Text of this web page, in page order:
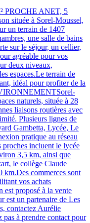
PROCHE ANET, 5
située à Sorel-Moussel,
un terrain de 1407
une salle de bains
sur le séjour, un cellier,
agréable pour vos
deux niveaux,
espaces.Le terrain de
idéal pour profiter de la
naturels, située à 28
liaisons routières avec
Plusieurs lignes de
Gambetta, Lycée, Le
pratique au réseau
proches incluent le lycée
3,5 km, ainsi que
le collège Claude
km.Des commerces sont
vos achats
proposé à la vente
est un partenaire de Les
contactez Aurélie
à prendre contact pour